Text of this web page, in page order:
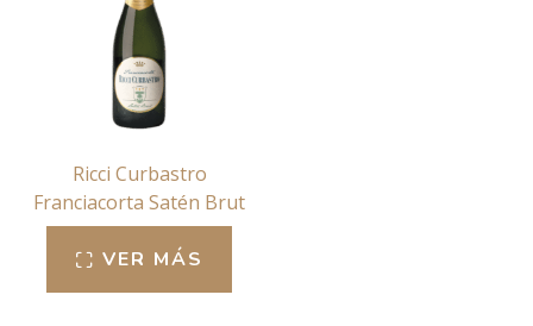
Ricci Curbastro
Franciacorta Satén Brut
VER MÁS